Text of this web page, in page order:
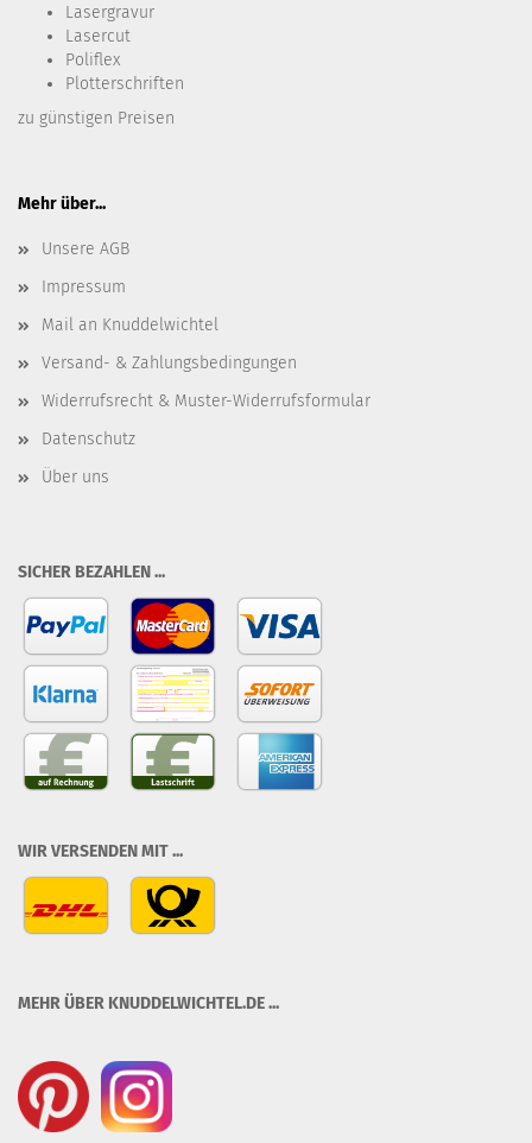
Lasergravur
Lasercut
Poliflex
Plotterschriften
zu günstigen Preisen
Mehr über...
Unsere AGB
Impressum
Mail an Knuddelwichtel
Versand- & Zahlungsbedingungen
Widerrufsrecht & Muster-Widerrufsformular
Datenschutz
Über uns
SICHER BEZAHLEN ...
WIR VERSENDEN MIT ...
MEHR ÜBER KNUDDELWICHTEL.DE ...